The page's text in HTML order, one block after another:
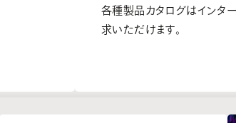
各種製品カタログはインタ
求いただけます。